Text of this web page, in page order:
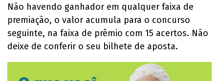
Não havendo ganhador em qualquer faixa de
premiação, o valor acumula para o concurso
seguinte, na faixa de prêmio com 15 acertos. Não
deixe de conferir o seu bilhete de aposta.